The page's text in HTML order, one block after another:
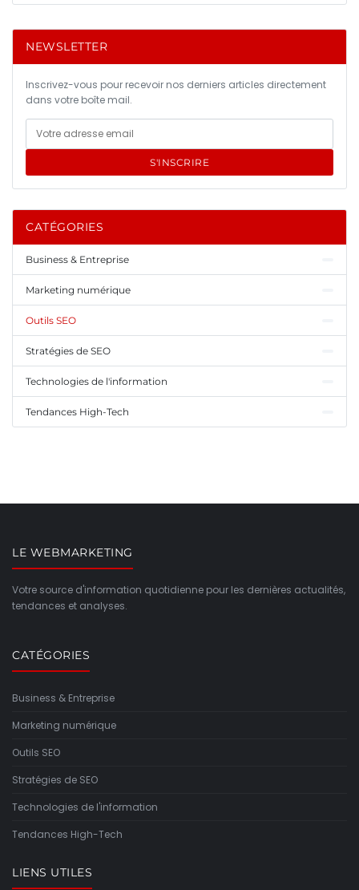
NEWSLETTER
Inscrivez-vous pour recevoir nos derniers articles directement
dans votre boîte mail.
S'INSCRIRE
CATÉGORIES
Business & Entreprise
Marketing numérique
Outils SEO
Stratégies de SEO
Technologies de l'information
Tendances High-Tech
LE WEBMARKETING
Votre source d'information quotidienne pour les dernières actualités,
tendances et analyses.
CATÉGORIES
Business & Entreprise
Marketing numérique
Outils SEO
Stratégies de SEO
Technologies de l'information
Tendances High-Tech
LIENS UTILES